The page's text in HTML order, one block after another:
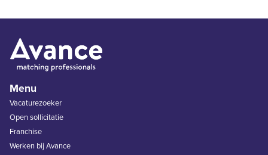
Menu
Vacaturezoeker
Open sollicitatie
Franchise
Werken bij Avance